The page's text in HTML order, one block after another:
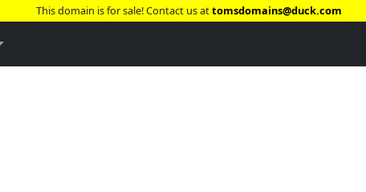
This domain is for sale! Contact us attomsdomains@duck.com